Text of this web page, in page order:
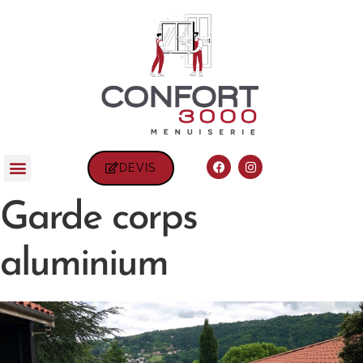
DEVIS
Garde corps
aluminium